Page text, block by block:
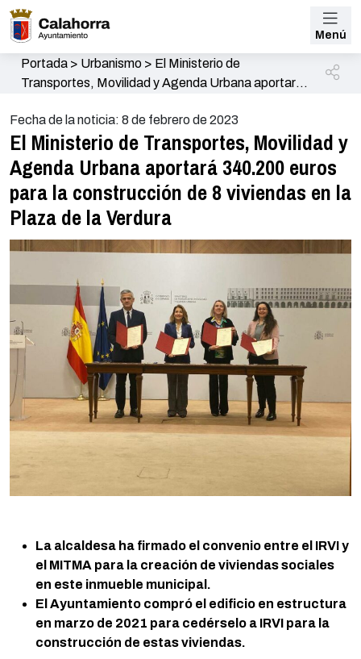
Menú
Portada> Urbanismo> El Ministerio de
Transportes, Movilidad y Agenda Urbana aportará
en la Plaza de la Verdura
Fecha de la noticia: 8 de febrero de 2023
El Ministerio de Transportes, Movilidad y
Agenda Urbana aportará 340.200 euros
para la construcción de 8 viviendas en la
Plaza de la Verdura
La alcaldesa ha firmado el convenio entre el IRVI y
el MITMA para la creación de viviendas sociales
en este inmueble municipal.
El Ayuntamiento compró el edificio en estructura
en marzo de 2021 para cedérselo a IRVI para la
construcción de estas viviendas.